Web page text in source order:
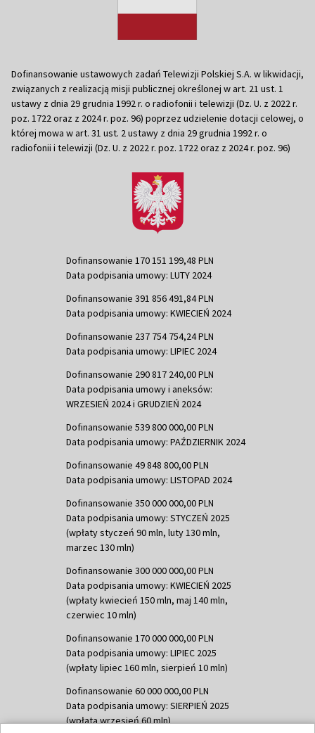
Dofinansowanie ustawowych zadań Telewizji Polskiej S.A. w likwidacji,
związanych z realizacją misji publicznej określonej w art. 21 ust. 1
ustawy z dnia 29 grudnia 1992 r. o radiofonii i telewizji (Dz. U. z 2022 r.
poz. 1722 oraz z 2024 r. poz. 96) poprzez udzielenie dotacji celowej, o
której mowa w art. 31 ust. 2 ustawy z dnia 29 grudnia 1992 r. o
radiofonii i telewizji (Dz. U. z 2022 r. poz. 1722 oraz z 2024 r. poz. 96)
Dofinansowanie 170 151 199,48 PLN
Data podpisania umowy: LUTY 2024
Dofinansowanie 391 856 491,84 PLN
Data podpisania umowy: KWIECIEŃ 2024
Dofinansowanie 237 754 754,24 PLN
Data podpisania umowy: LIPIEC 2024
Dofinansowanie 290 817 240,00 PLN
Data podpisania umowy i aneksów:
WRZESIEŃ 2024 i GRUDZIEŃ 2024
Dofinansowanie 539 800 000,00 PLN
Data podpisania umowy: PAŹDZIERNIK 2024
Dofinansowanie 49 848 800,00 PLN
Data podpisania umowy: LISTOPAD 2024
Dofinansowanie 350 000 000,00 PLN
Data podpisania umowy: STYCZEŃ 2025
(wpłaty styczeń 90 mln, luty 130 mln,
marzec 130 mln)
Dofinansowanie 300 000 000,00 PLN
Data podpisania umowy: KWIECIEŃ 2025
(wpłaty kwiecień 150 mln, maj 140 mln,
czerwiec 10 mln)
Dofinansowanie 170 000 000,00 PLN
Data podpisania umowy: LIPIEC 2025
(wpłaty lipiec 160 mln, sierpień 10 mln)
Dofinansowanie 60 000 000,00 PLN
Data podpisania umowy: SIERPIEŃ 2025
(wpłata wrzesień 60 mln)